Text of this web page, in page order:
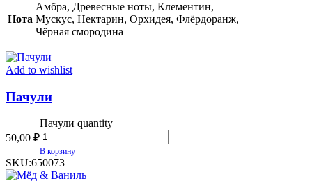
Нота
Амбра, Древесные ноты, Клементин,
Мускус, Нектарин, Орхидея, Флёрдоранж,
Чёрная смородина
Add to wishlist
Пачули
50,00 ₽
Пачули quantity
В корзину
SKU:650073